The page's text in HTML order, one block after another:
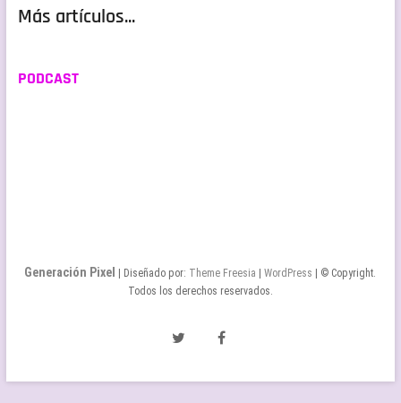
Más artículos...
PODCAST
Generación Pixel | Diseñado por: Theme Freesia |WordPress | © Copyright.
Todos los derechos reservados.
TwitterFacebook